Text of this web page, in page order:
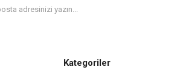
Kategoriler